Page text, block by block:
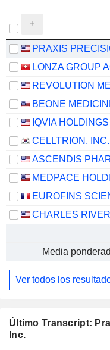
Último Transcript:
Inc.
LONZA GROUP
BEONE
IQVIA
CELLTRION, INC.
ASCENDIS
EUROFINS
Media
Ver todos los